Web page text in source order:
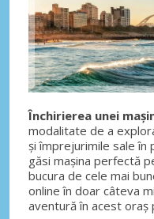
Închirierea unei
modalitate de a
și împrejurimile sale în
găsi mașina perfectă
bucura de cele mai
online în doar câteva
aventură în acest oraș